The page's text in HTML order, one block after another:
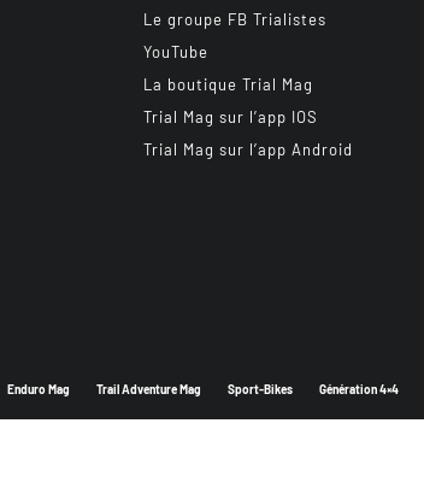
Le groupe FB Trialistes
YouTube
La boutique Trial Mag
Trial Mag sur l’app IOS
Trial Mag sur l’app Android
Enduro Mag Trail Adventure Mag Sport-Bikes Génération 4×4